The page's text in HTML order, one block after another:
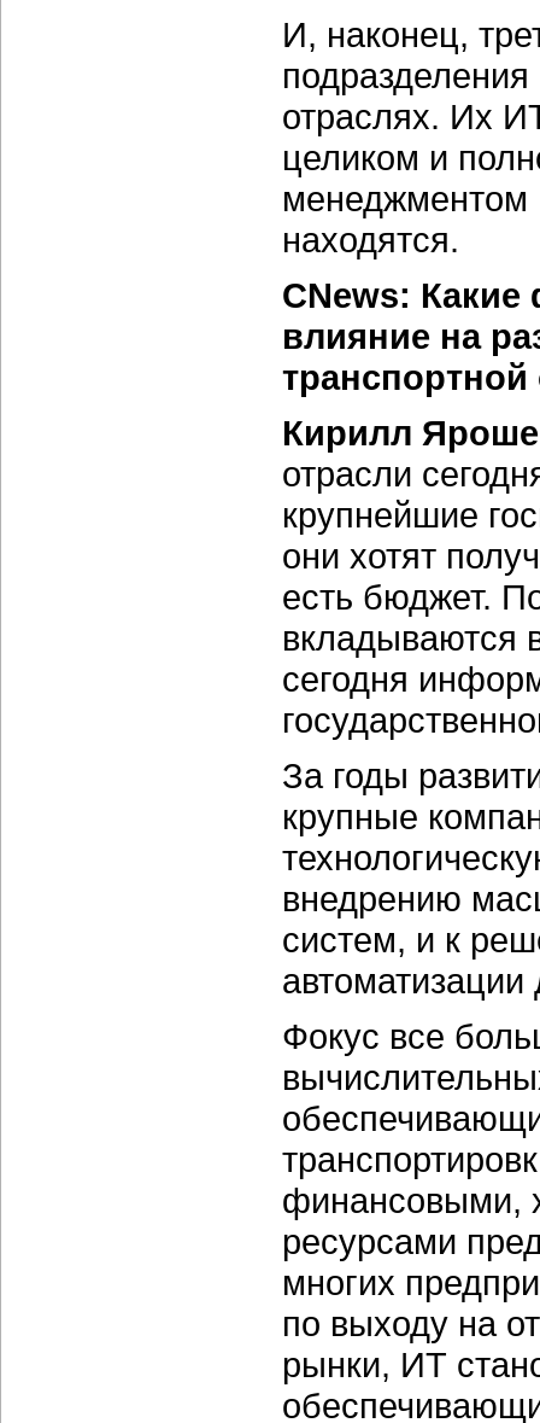
И, наконец,
отраслях. Их
целиком и
менеджментом
находятся.
CNews:
влияние на
транспортной
Кирилл
отрасли
крупнейшие
они хотят
есть бюджет.
вкладываются
сегодня
За годы
крупные
внедрению
систем, и к
автоматизации
Фокус все
финансовыми,
ресурсами
многих
по выходу на
рынки, ИТ